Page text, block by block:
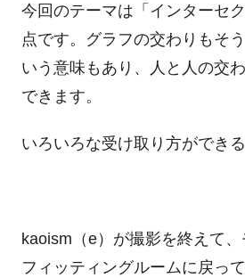
今回のテーマは「インターセ
点です。グラフの交わりもそ
いう意味もあり、人と人の交
できます。
いろいろな受け取り方ができる
kaoism（e）が撮影を終えて
フィッティングルームに戻っ